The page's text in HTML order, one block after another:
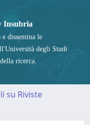
Insubria
e dissemina le
degli Studi
ricerca.
su Riviste